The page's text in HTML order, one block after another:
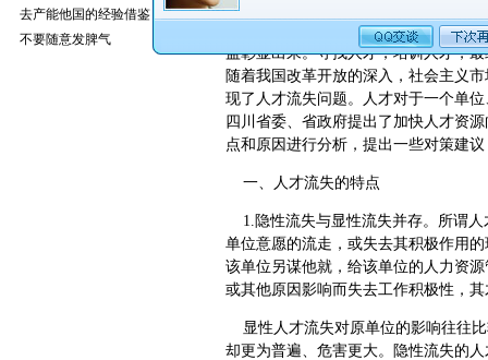
去产能他国的经验借鉴
不要随意发脾气
规模日益增大，影响
益彰显出来。寻找人才，培训人才，
随着我国改革开放的深入，社会主义
现了人才流失问题。人才对于一个单
四川省委、省政府提出了加快人才资
点和原因进行分析，提出一些对策建
一、人才流失的特点
1.隐性流失与显性流失并存。所谓人
单位意愿的流走，或失去其积极作用
该单位另谋他就，给该单位的人力资
或其他原因影响而失去工作积极性，
显性人才流失对原单位的影响往往
却更为普遍、危害更大。隐性流失的